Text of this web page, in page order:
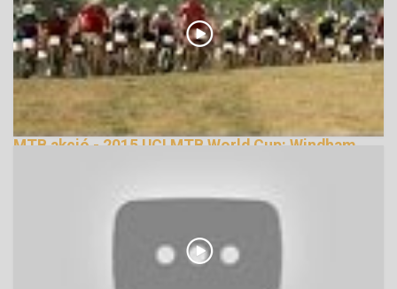
MTB akció - 2015 UCI MTB World Cup: Windham